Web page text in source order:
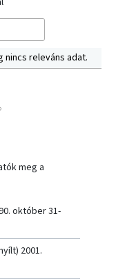
releváns adat.
meg a
október 31-
2001.